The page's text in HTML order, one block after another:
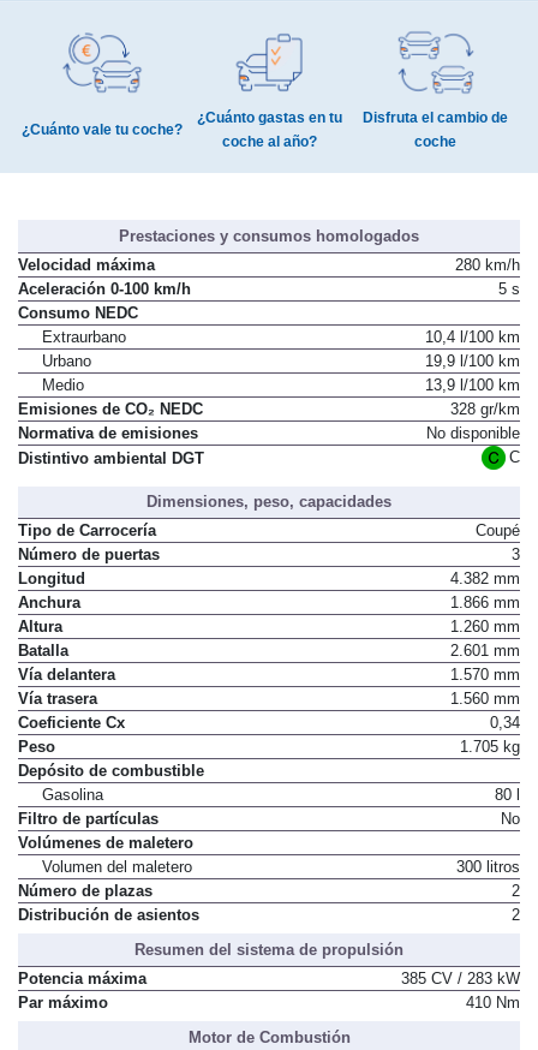
¿Cuánto vale tu coche?
¿Cuánto gastas en tu
coche al año?
Disfruta el cambio de
coche
Prestaciones y consumos homologados
Velocidad máxima
280 km/h
Aceleración 0-100 km/h
5 s
Consumo NEDC
Extraurbano
10,4 l/100 km
Urbano
19,9 l/100 km
Medio
13,9 l/100 km
Emisiones de CO₂ NEDC
328 gr/km
Normativa de emisiones
No disponible
Distintivo ambiental DGT
C
Dimensiones, peso, capacidades
Tipo de Carrocería
Coupé
Número de puertas
3
Longitud
4.382 mm
Anchura
1.866 mm
Altura
1.260 mm
Batalla
2.601 mm
Vía delantera
1.570 mm
Vía trasera
1.560 mm
Coeficiente Cx
0,34
Peso
1.705 kg
Depósito de combustible
Gasolina
80 l
Filtro de partículas
No
Volúmenes de maletero
Volumen del maletero
300 litros
Número de plazas
2
Distribución de asientos
2
Resumen del sistema de propulsión
Potencia máxima
385 CV / 283 kW
Par máximo
410 Nm
Motor de Combustión